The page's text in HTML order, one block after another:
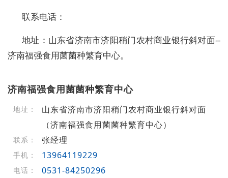
联系电话：
地址：山东省济南市济阳稍门农村商业银行斜对面--
济南福强食用菌菌种繁育中心。
济南福强食用菌菌种繁育中心
地址：
山东省济南市济阳稍门农村商业银行斜对面
（济南福强食用菌菌种繁育中心）
联系： 张经理
手机： 13964119229
电话： 0531-84250296